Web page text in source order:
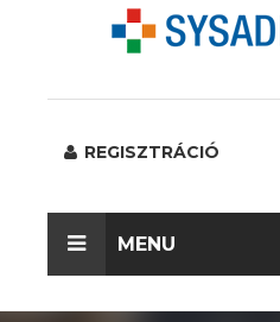
REGISZTRÁCIÓ
MENU